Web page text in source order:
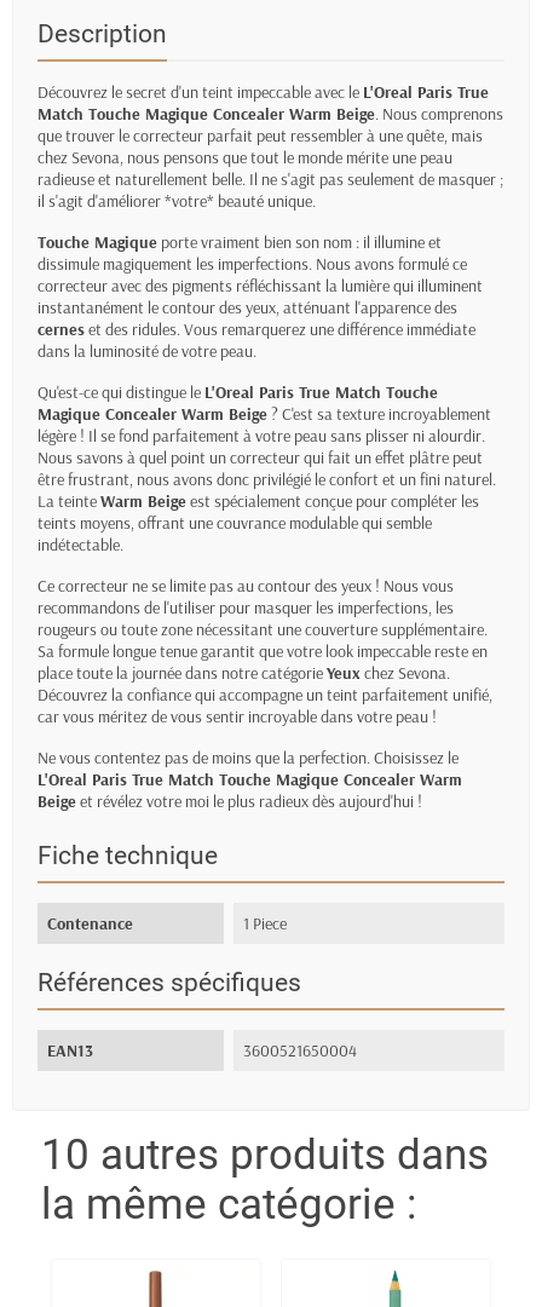
Description
Découvrez le secret d'un teint impeccable avec le L'Oreal Paris True
Match Touche Magique Concealer Warm Beige. Nous comprenons
que trouver le correcteur parfait peut ressembler à une quête, mais
chez Sevona, nous pensons que tout le monde mérite une peau
radieuse et naturellement belle. Il ne s'agit pas seulement de masquer ;
il s'agit d'améliorer *votre* beauté unique.
Touche Magique porte vraiment bien son nom : il illumine et
dissimule magiquement les imperfections. Nous avons formulé ce
correcteur avec des pigments réfléchissant la lumière qui illuminent
instantanément le contour des yeux, atténuant l'apparence des
cerneset des ridules. Vous remarquerez une différence immédiate
dans la luminosité de votre peau.
Qu'est-ce qui distingue le L'Oreal Paris True Match Touche
Magique Concealer Warm Beige? C'est sa texture incroyablement
légère ! Il se fond parfaitement à votre peau sans plisser ni alourdir.
Nous savons à quel point un correcteur qui fait un effet plâtre peut
être frustrant, nous avons donc privilégié le confort et un fini naturel.
La teinteWarm Beigeest spécialement conçue pour compléter les
teints moyens, offrant une couvrance modulable qui semble
indétectable.
Ce correcteur ne se limite pas au contour des yeux ! Nous vous
recommandons de l'utiliser pour masquer les imperfections, les
rougeurs ou toute zone nécessitant une couverture supplémentaire.
Sa formule longue tenue garantit que votre look impeccable reste en
place toute la journée dans notre catégorieYeuxchez Sevona.
Découvrez la confiance qui accompagne un teint parfaitement unifié,
car vous méritez de vous sentir incroyable dans votre peau !
Ne vous contentez pas de moins que la perfection. Choisissez le
L'Oreal Paris True Match Touche Magique Concealer Warm
Beigeet révélez votre moi le plus radieux dès aujourd'hui !
Fiche technique
Contenance 1 Piece
Références spécifiques
EAN13 3600521650004
10 autres produits dans
la même catégorie :